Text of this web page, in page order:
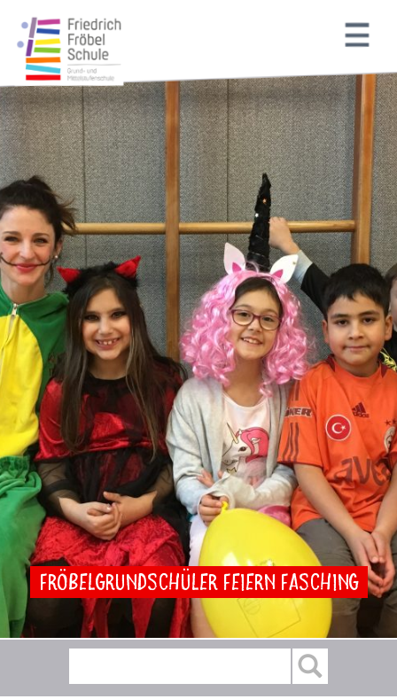
Fröbelgrundschüler feiern Fasching